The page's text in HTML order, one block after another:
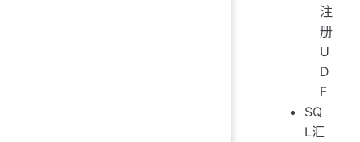
注
册
U
D
F
SQ
L汇